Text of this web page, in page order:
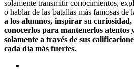
solamente transmitir conocimientos,
o hablar de las batallas más famosas de
a los alumnos, inspirar su
conocerlos para mantenerlos atentos
solamente a través de sus
cada día más fuertes.